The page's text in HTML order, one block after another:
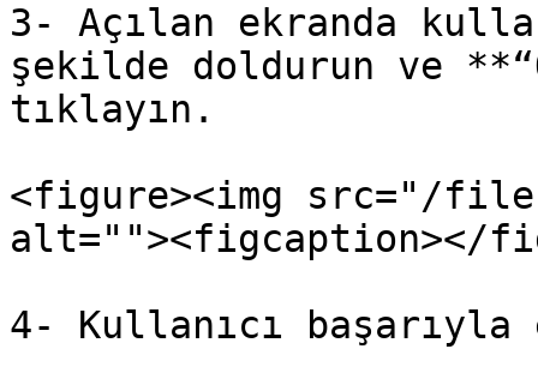
3- Açılan ekranda
şekilde doldurun ve
tıklayın.
<figure><img src="/files/
alt=""><figcaption></
4- Kullanıcı